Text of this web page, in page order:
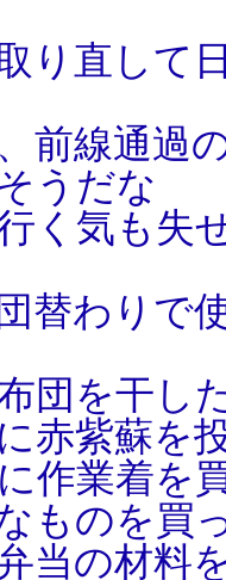
り直して
前線通過
うだな
く気も失
替わりで
団を干し
赤紫蘇を
作業着を
ものを買
当の材料